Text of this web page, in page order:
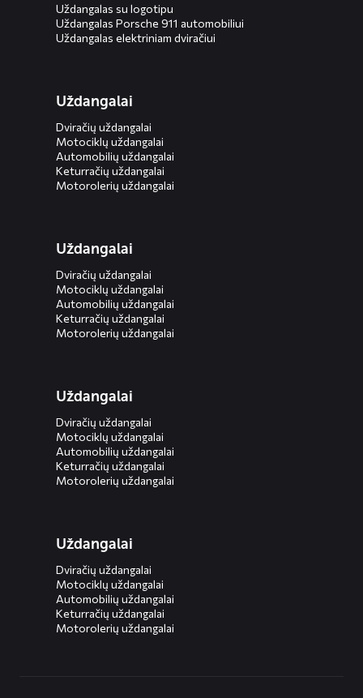
Uždangalas su logotipu
Uždangalas Porsche 911 automobiliui
Uždangalas elektriniam dviračiui
Uždangalai
Dviračių uždangalai
Motociklų uždangalai
Automobilių uždangalai
Keturračių uždangalai
Motorolerių uždangalai
Uždangalai
Dviračių uždangalai
Motociklų uždangalai
Automobilių uždangalai
Keturračių uždangalai
Motorolerių uždangalai
Uždangalai
Dviračių uždangalai
Motociklų uždangalai
Automobilių uždangalai
Keturračių uždangalai
Motorolerių uždangalai
Uždangalai
Dviračių uždangalai
Motociklų uždangalai
Automobilių uždangalai
Keturračių uždangalai
Motorolerių uždangalai